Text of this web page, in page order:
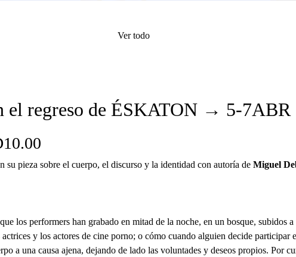
Ver todo
el regreso de ÉSKATON → 5-7ABR
su pieza sobre el cuerpo, el discurso y la identidad con autoría de Miguel
que los performers han grabado en mitad de la noche, en un bosque,
y los actores de cine porno; o cómo cuando alguien decide
a una causa ajena, dejando de lado las voluntades y deseos propios. Por